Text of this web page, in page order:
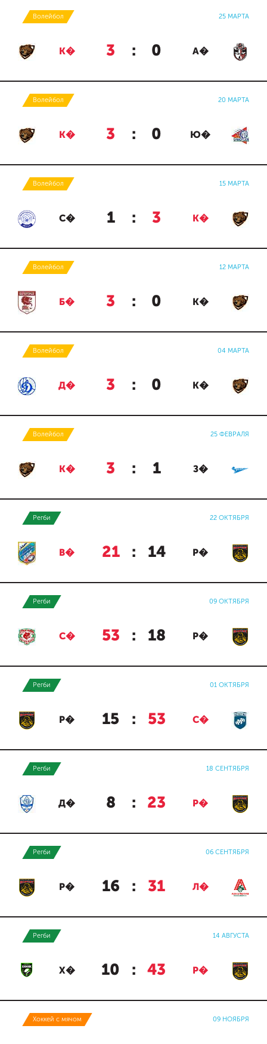
Волейбол 25 МАРТА
К� 3 : 0 А�
Волейбол 20 МАРТА
К� 3 : 0 Ю�
Волейбол 15 МАРТА
С� 1 : 3 К�
Волейбол 12 МАРТА
Б� 3 : 0 К�
Волейбол 04 МАРТА
Д� 3 : 0 К�
Волейбол 25 ФЕВРАЛЯ
К� 3 : 1 З�
Регби 22 ОКТЯБРЯ
В� 21 : 14 Р�
Регби 09 ОКТЯБРЯ
С� 53 : 18 Р�
Регби 01 ОКТЯБРЯ
Р� 15 : 53 С�
Регби 18 СЕНТЯБРЯ
Д� 8 : 23 Р�
Регби 06 СЕНТЯБРЯ
Р� 16 : 31 Л�
Регби 14 АВГУСТА
Х� 10 : 43 Р�
Хоккей с мячом 09 НОЯБРЯ